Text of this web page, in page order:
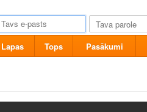
Lapas Tops Pasākumi